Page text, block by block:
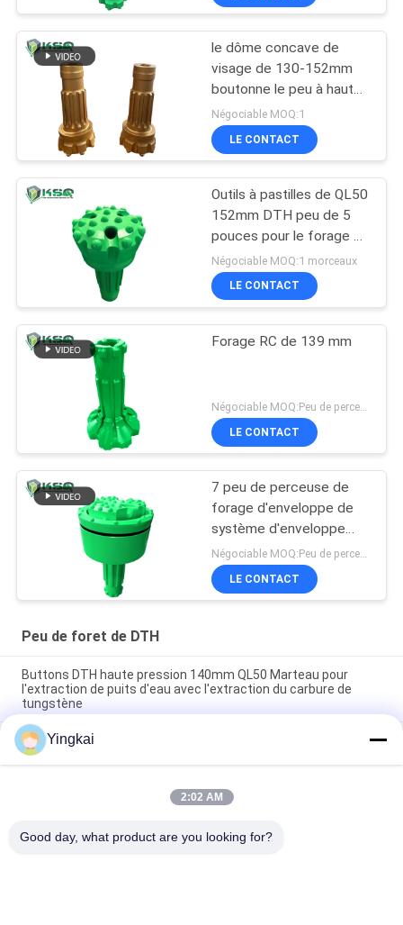
le dôme concave de
visage de 130-152mm
boutonne le peu à haute
pression de QL50 DTH
Négociable MOQ:1
LE CONTACT
Outils à pastilles de QL50
152mm DTH peu de 5
pouces pour le forage et
le soufflage concrets
Négociable MOQ:1 morceaux
LE CONTACT
Forage RC de 139 mm
Négociable MOQ:Peu de perceuse de bouton de 1 morceaux DTH
LE CONTACT
7 peu de perceuse de
forage d'enveloppe de
système d'enveloppe
symétrique de terrains
de recouvrement de 1/2
» 190mm
Négociable MOQ:Peu de perceuse de bouton de 1 morceaux DTH
LE CONTACT
Peu de foret de DTH
Buttons DTH haute pression 140mm QL50 Marteau pour
l'extraction de puits d'eau avec l'extraction du carbure de
tungstène
Bas peu de marteau de la pression atmosphérique CIR150
Jack et marteau pour vers le bas le forage de roche de trou
Marteau moyen de la pression atmosphérique de BR2 des
outils à pastilles de DTH 76mm bas DTH pour l'extraction en
Yingkai
2:02 AM
Good day, what product are you looking for?